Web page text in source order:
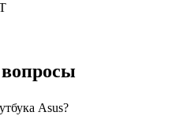
Asus?